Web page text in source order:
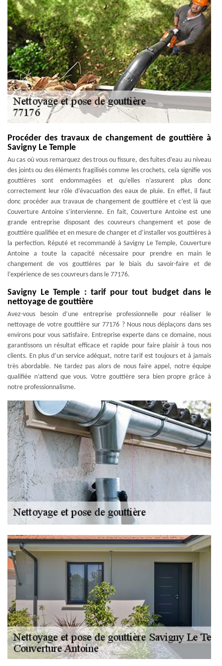
Procéder des travaux de changement de gouttière à
Savigny Le Temple
Au cas où vous remarquez des trous ou fissure, des fuites d’eau au niveau
des joints ou des éléments fragilisés comme les crochets, cela signifie vos
gouttières sont endommagées et qu’elles n’assurent plus donc
correctement leur rôle d’évacuation des eaux de pluie. En effet, il faut
donc procéder aux travaux de changement de gouttière et c’est là que
Couverture Antoine s’intervienne. En fait, Couverture Antoine est une
grande entreprise disposant des couvreurs changement et pose de
gouttière qualifiée et en mesure de changer et d’installer vos gouttières à
la perfection. Réputé et recommandé à Savigny Le Temple, Couverture
Antoine a toute la capacité nécessaire pour prendre en main le
changement de vos gouttières par le biais du savoir-faire et de
l’expérience de ses couvreurs dans le 77176.
Savigny Le Temple : tarif pour tout budget dans le
nettoyage de gouttière
Avez-vous besoin d’une entreprise professionnelle pour réaliser le
nettoyage de votre gouttière sur 77176 ? Nous nous déplaçons dans ses
environs pour vous satisfaire. Entreprise experte dans ce domaine, nous
garantissons un résultat efficace et rapide pour faire plaisir à tous nos
clients. En plus d’un service adéquat, notre tarif est toujours et à jamais
très abordable. Ne tardez pas alors de nous faire appel, notre équipe
qualifiée n’attend que vous. Votre gouttière sera bien propre grâce à
notre professionnalisme.